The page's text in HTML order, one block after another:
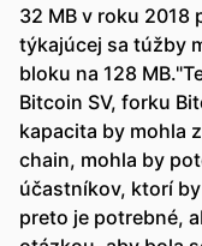
32 MB v roku 2018
týkajúcej sa túžby
bloku na 128
Bitcoin SV, forku
kapacita by mohla
chain, mohla by
účastníkov, ktorí
preto je potrebné,